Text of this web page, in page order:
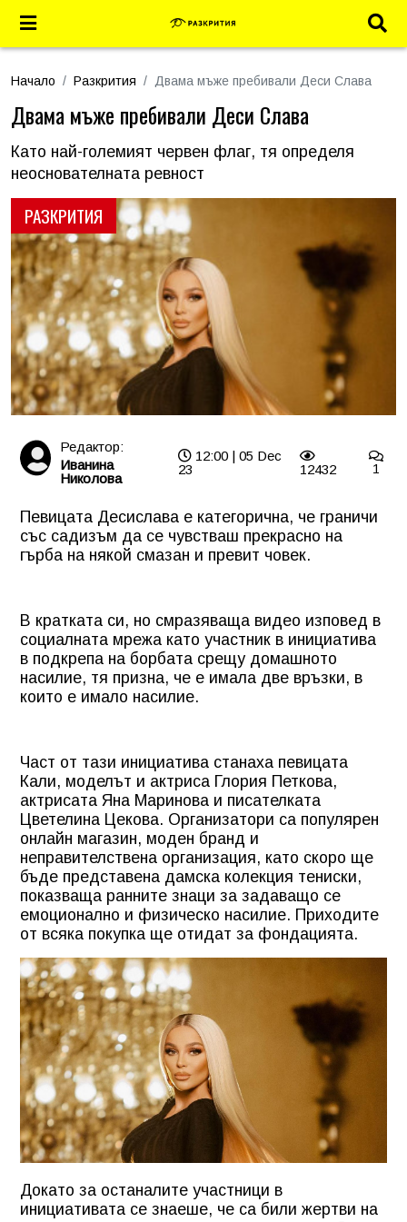
Начало Разкрития Двама мъже пребивали Деси Слава
РАЗКРИТИЯ
Двама мъже пребивали Деси Слава
Като най-големият червен флаг, тя определя
неоснователната ревност
Редактор:
Иванина
Николова
12:00 | 05 Dec
23
12432 1
Певицата Десислава е категорична, че граничи
със садизъм да се чувстваш прекрасно на
гърба на някой смазан и превит човек.
В кратката си, но смразяваща видео изповед в
социалната мрежа като участник в инициатива
в подкрепа на борбата срещу домашното
насилие, тя призна, че е имала две връзки, в
които е имало насилие.
Част от тази инициатива станаха певицата
Кали, моделът и актриса Глория Петкова,
актрисата Яна Маринова и писателката
Цветелина Цекова. Организатори са популярен
онлайн магазин, моден бранд и
неправителствена организация, като скоро ще
бъде представена дамска колекция тениски,
показваща ранните знаци за задаващо се
емоционално и физическо насилие. Приходите
от всяка покупка ще отидат за фондацията.
Докато за останалите участници в
инициативата се знаеше, че са били жертви на